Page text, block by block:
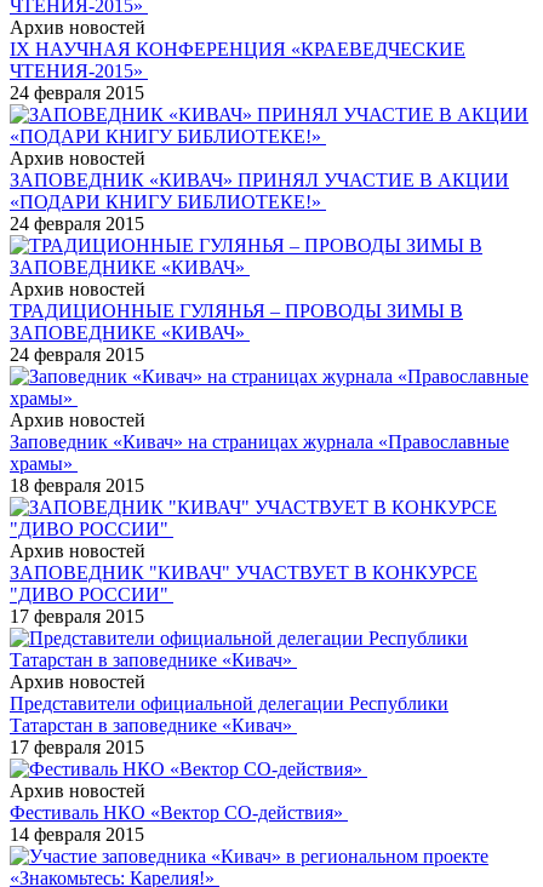
Архив новостей
IX НАУЧНАЯ КОНФЕРЕНЦИЯ «КРАЕВЕДЧЕСКИЕ
ЧТЕНИЯ-2015»
24 февраля 2015
Архив новостей
ЗАПОВЕДНИК «КИВАЧ» ПРИНЯЛ УЧАСТИЕ В АКЦИИ
«ПОДАРИ КНИГУ БИБЛИОТЕКЕ!»
24 февраля 2015
Архив новостей
ТРАДИЦИОННЫЕ ГУЛЯНЬЯ – ПРОВОДЫ ЗИМЫ В
ЗАПОВЕДНИКЕ «КИВАЧ»
24 февраля 2015
Архив новостей
Заповедник «Кивач» на страницах журнала «Православные
храмы»
18 февраля 2015
Архив новостей
ЗАПОВЕДНИК "КИВАЧ" УЧАСТВУЕТ В КОНКУРСЕ
"ДИВО РОССИИ"
17 февраля 2015
Архив новостей
Представители официальной делегации Республики
Татарстан в заповеднике «Кивач»
17 февраля 2015
Архив новостей
Фестиваль НКО «Вектор СО-действия»
14 февраля 2015